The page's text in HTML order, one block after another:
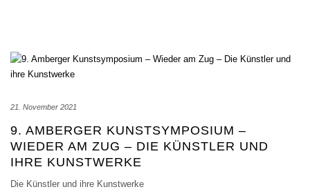
21. November 2021
9. AMBERGER KUNSTSYMPOSIUM –
WIEDER AM ZUG – DIE KÜNSTLER UND
IHRE KUNSTWERKE
Die Künstler und ihre Kunstwerke